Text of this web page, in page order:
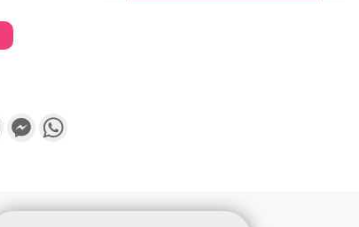
Gmail Messenger